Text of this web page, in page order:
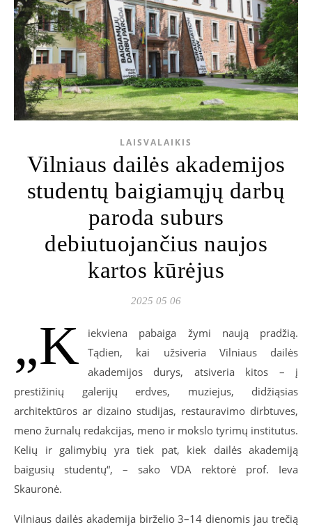
LAISVALAIKIS
Vilniaus dailės akademijos
studentų baigiamųjų darbų
paroda suburs
debiutuojančius naujos
kartos kūrėjus
2025 05 06
„K
iekviena pabaiga žymi naują pradžią.
Tądien, kai užsiveria Vilniaus dailės
akademijos durys, atsiveria kitos – į
prestižinių galerijų erdves, muziejus, didžiąsias
architektūros ar dizaino studijas, restauravimo dirbtuves,
meno žurnalų redakcijas, meno ir mokslo tyrimų institutus.
Kelių ir galimybių yra tiek pat, kiek dailės akademiją
baigusių studentų“, – sako VDA rektorė prof. Ieva
Skauronė.
Vilniaus dailės akademija birželio 3–14 dienomis jau trečią